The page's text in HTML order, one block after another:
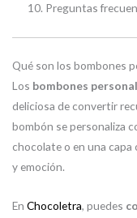
Preguntas
Qué son los bombones
Los bombones
deliciosa de convertir
bombón se personaliza
chocolate o en una
y emoción.
En Chocoletra, puedes